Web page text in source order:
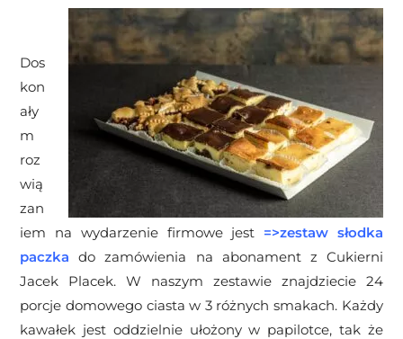
Dos
kon
ały
m
roz
wią
zan
iem na wydarzenie firmowe jest =>zestaw słodka
paczka do zamówienia na abonament z Cukierni
Jacek Placek. W naszym zestawie znajdziecie 24
porcje domowego ciasta w 3 różnych smakach. Każdy
kawałek jest oddzielnie ułożony w papilotce, tak że